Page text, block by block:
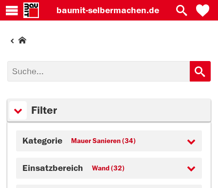
baumit-selbermachen.de
Filter
Kategorie Mauer Sanieren (34)
Einsatzbereich Wand (32)